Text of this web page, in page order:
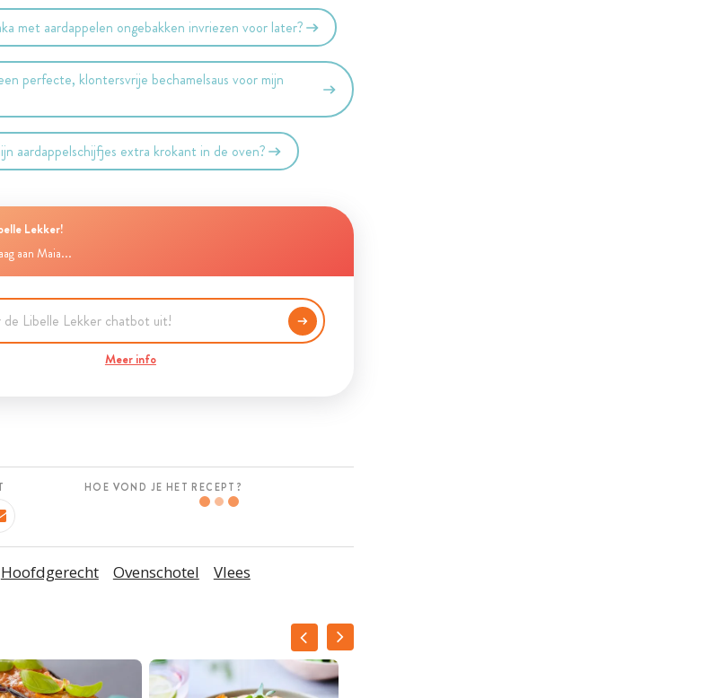
met aardappelen ongebakken invriezen voor later?
perfecte, klontersvrije bechamelsaus voor mijn
aardappelschijfjes extra krokant in de oven?
Lekker!
aan Maia...
Meer info
HOE VOND JE HET RECEPT?
Hoofdgerecht Ovenschotel Vlees